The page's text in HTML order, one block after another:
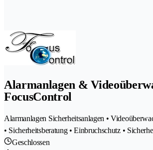
Alarmanlagen &
FocusControl
Alarmanlagen Sicherheitsanlagen •
• Sicherheitsberatung • Einbruchschutz •
Geschlossen